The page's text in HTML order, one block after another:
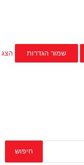
שמור הגדרות
הצג
חיפוש